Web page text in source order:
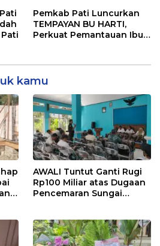
Pemkab Pati Luncurkan
TEMPAYAN BU HARTI,
Perkuat Pemantauan Ibu
kamu
AWALI Tuntut Ganti Rugi
Rp100 Miliar atas Dugaan
Pencemaran Sungai